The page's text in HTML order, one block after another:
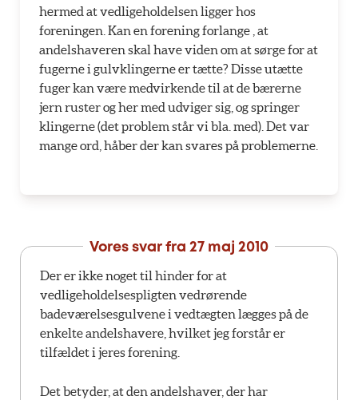
hermed at vedligeholdelsen ligger hos
foreningen. Kan en forening forlange , at
andelshaveren skal have viden om at sørge for at
fugerne i gulvklingerne er tætte? Disse utætte
fuger kan være medvirkende til at de bærerne
jern ruster og her med udviger sig, og springer
klingerne (det problem står vi bla. med). Det var
mange ord, håber der kan svares på problemerne.
Vores svar fra 27 maj 2010
Der er ikke noget til hinder for at
vedligeholdelsespligten vedrørende
badeværelsesgulvene i vedtægten lægges på de
enkelte andelshavere, hvilket jeg forstår er
tilfældet i jeres forening.
Det betyder, at den andelshaver, der har